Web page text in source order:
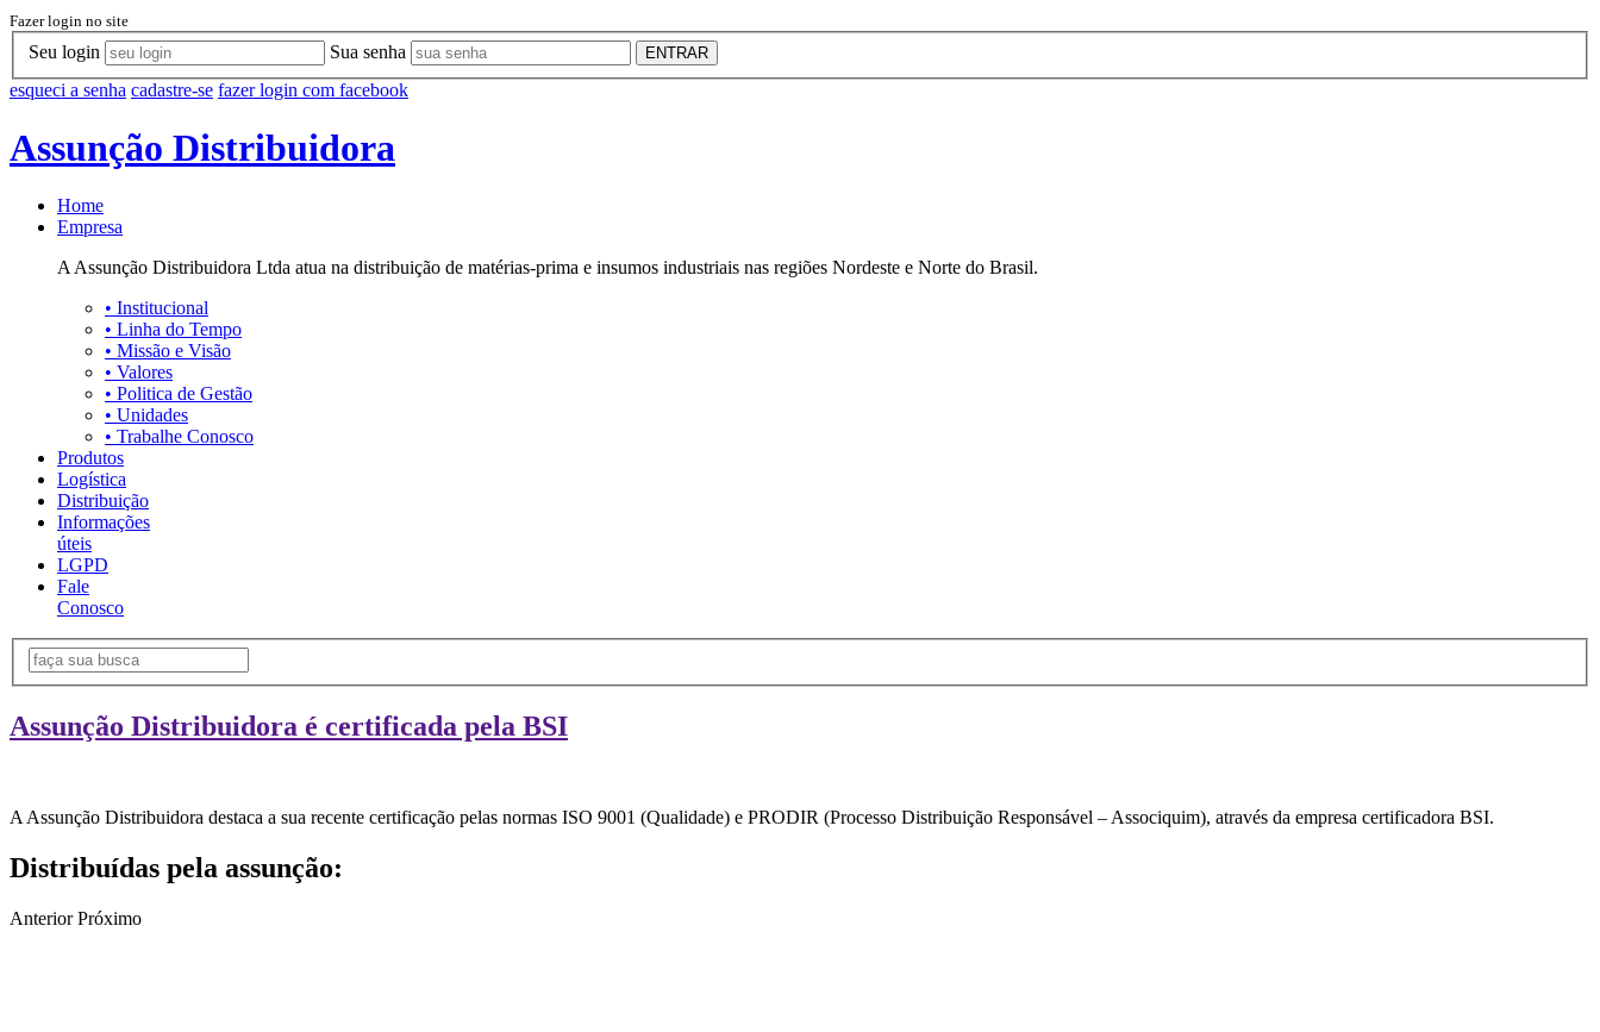
Fazer login no site
Seu login Sua senha ENTRAR
esqueci a senha cadastre-se fazer login com facebook
Assunção Distribuidora
Home
Empresa
A Assunção Distribuidora Ltda atua na distribuição de matérias-prima e insumos industriais nas regiões Nordeste e Norte do Brasil.
• Institucional
• Linha do Tempo
• Missão e Visão
• Valores
• Politica de Gestão
• Unidades
• Trabalhe Conosco
Produtos
Logística
Distribuição
Informações
úteis
LGPD
Fale
Conosco
Assunção Distribuidora é certificada pela BSI
A Assunção Distribuidora destaca a sua recente certificação pelas normas ISO 9001 (Qualidade) e PRODIR (Processo Distribuição Responsável – Associquim), através da empresa certificadora BSI.
Distribuídas pela assunção:
Anterior Próximo